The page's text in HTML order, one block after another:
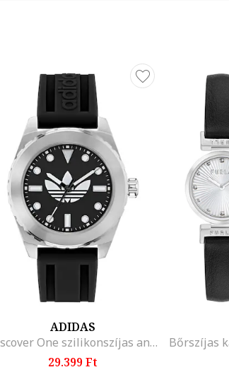
ADIDAS
Discover One szilikonszíjas analóg karóra, Ezüstszín/Fekete
29.399 Ft